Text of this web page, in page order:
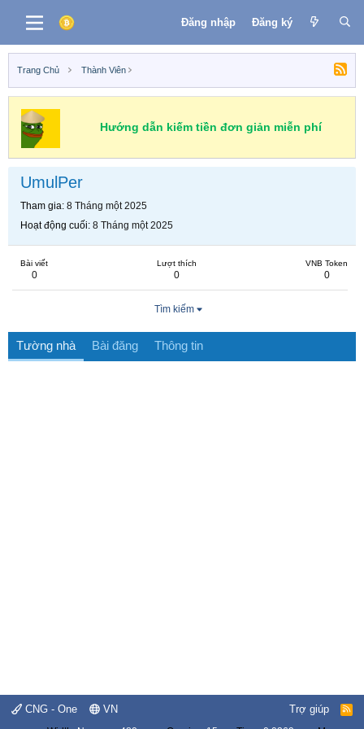
Đăng nhập Đăng ký
Trang Chủ Thành Viên
Hướng dẫn kiếm tiền đơn giản miễn phí
UmulPer
Tham gia 8 Tháng một 2025
Hoạt động cuối 8 Tháng một 2025
Bài viết
0
Lượt thích
0
VNB Token
0
Tìm kiếm
Tường nhà Bài đăng Thông tin
CNG - One VN Trợ giúp
R